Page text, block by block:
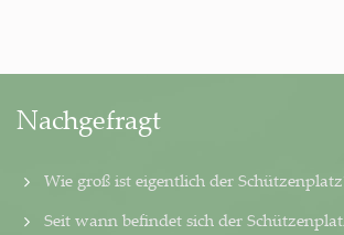
Nachgefragt
Wie groß ist eigentlich der
Seit wann befindet sich der